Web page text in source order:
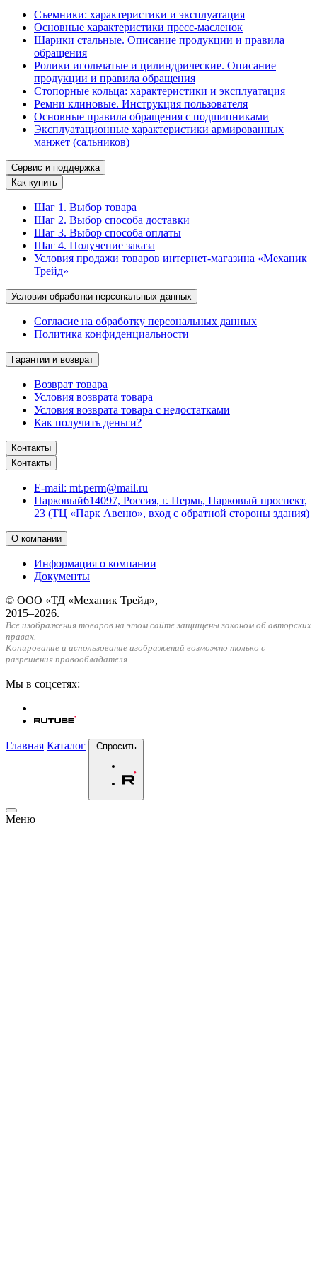
Съемники: характеристики и эксплуатация
Основные характеристики пресс‑масленок
Шарики стальные. Описание продукции и правила
обращения
Ролики игольчатые и цилиндрические. Описание
продукции и правила обращения
Стопорные кольца: характеристики и эксплуатация
Ремни клиновые. Инструкция пользователя
Основные правила обращения с подшипниками
Эксплуатационные характеристики армированных
манжет (сальников)
Сервис и поддержка
Как купить
Шаг 1. Выбор товара
Шаг 2. Выбор способа доставки
Шаг 3. Выбор способа оплаты
Шаг 4. Получение заказа
Условия продажи товаров интернет-магазина «Механик
Трейд»
Условия обработки персональных данных
Согласие на обработку персональных данных
Политика конфиденциальности
Гарантии и возврат
Возврат товара
Условия возврата товара
Условия возврата товара с недостатками
Как получить деньги?
Контакты
Контакты
E-mail: mt.perm@mail.ru
Парковый614097, Россия, г. Пермь, Парковый проспект,
23 (ТЦ «Парк Авеню», вход с обратной стороны здания)
О компании
Информация о компании
Документы
© ООО «ТД «Механик Трейд»,
2015–2026.
Все изображения товаров на этом сайте защищены законом об авторских
правах.
Копирование и использование изображений возможно только с
разрешения правообладателя.
Мы в соцсетях:
Главная Каталог Спросить
Меню